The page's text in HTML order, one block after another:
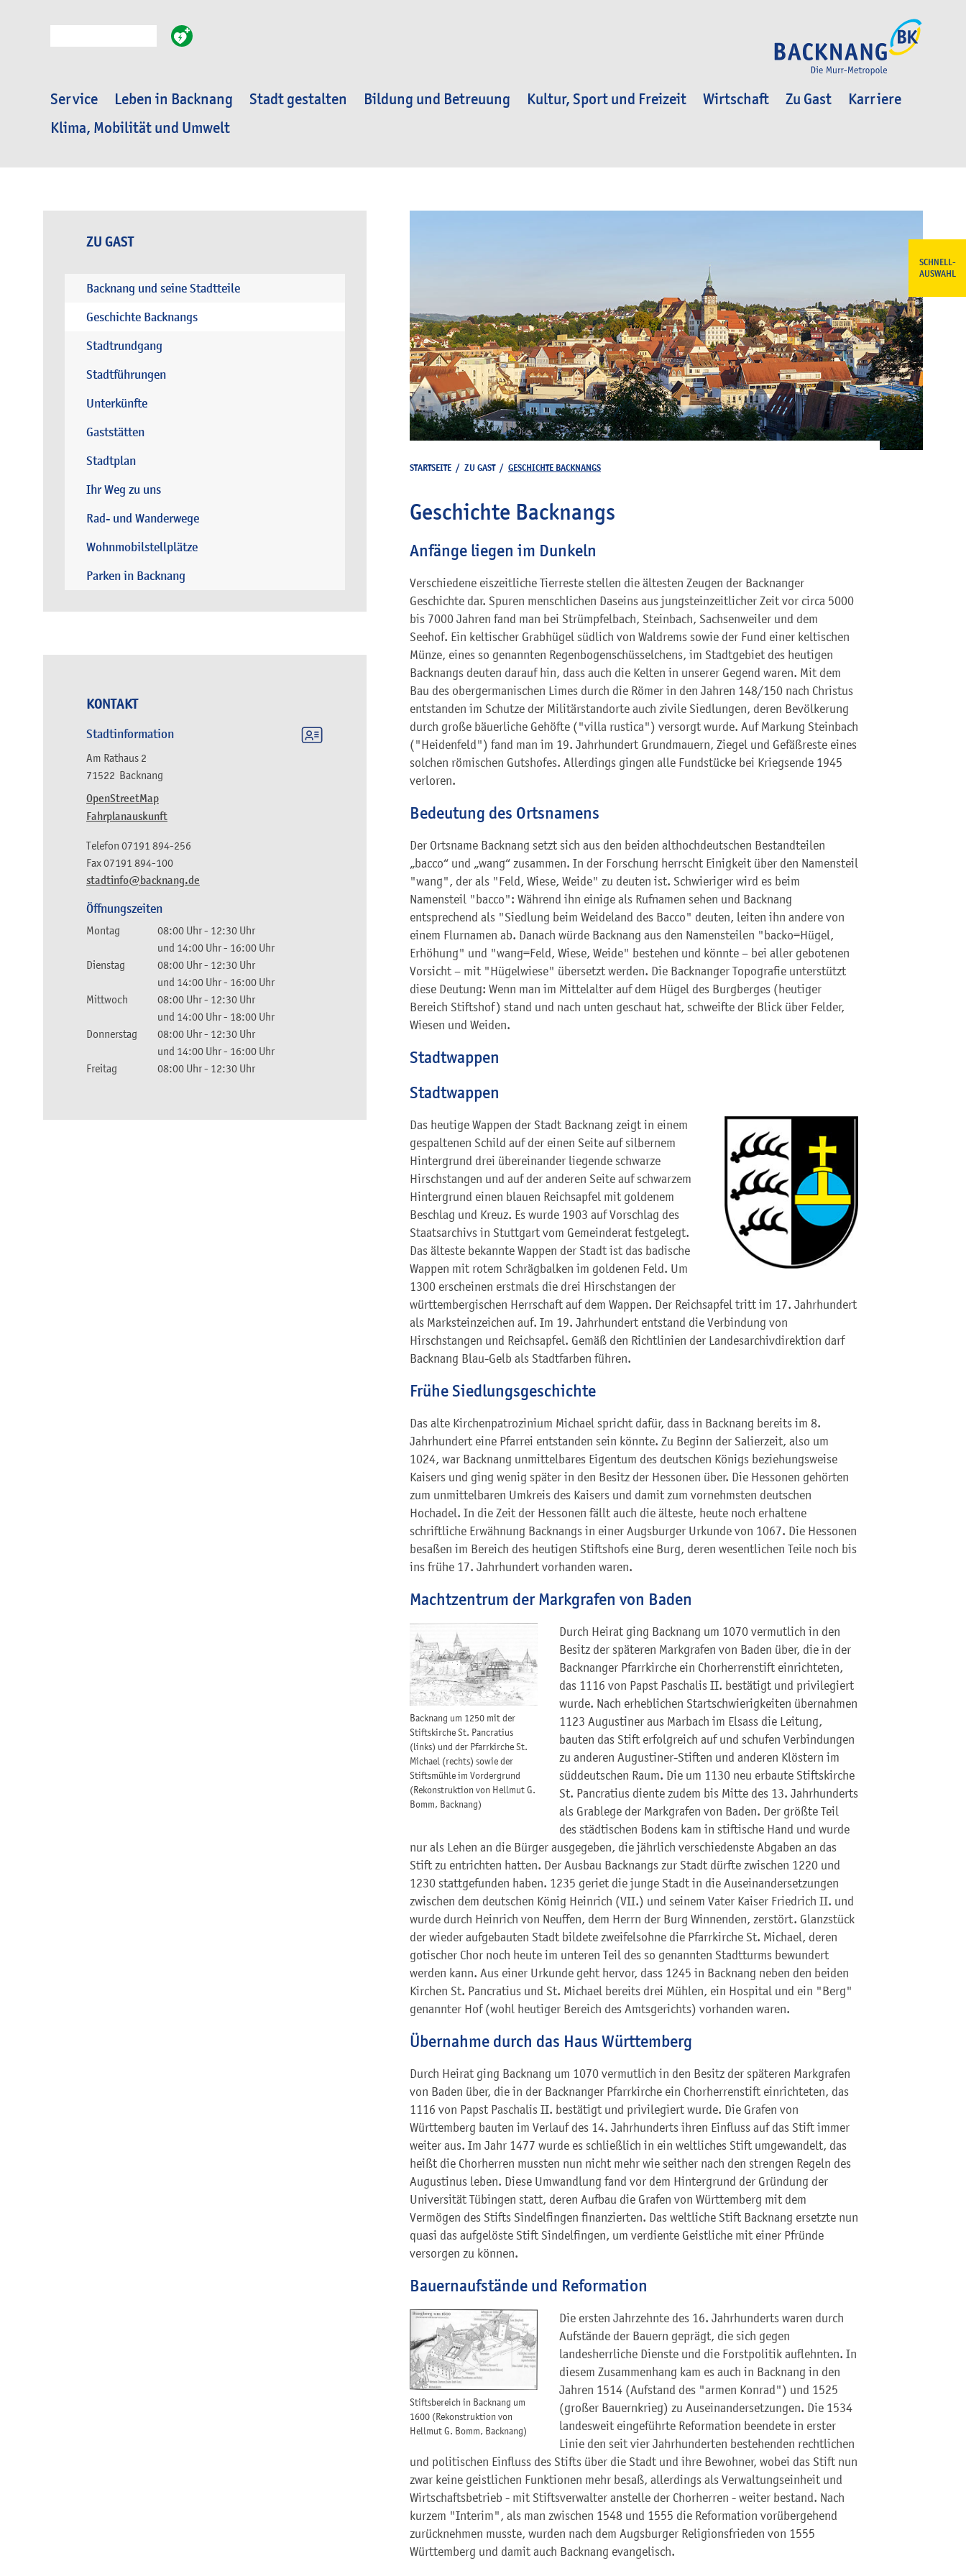
Service Leben in Backnang Stadt gestalten Bildung und Betreuung Kultur, Sport und Freizeit Wirtschaft Zu Gast
Karriere
Klima, Mobilität und Umwelt
SCHNELL-
AUSWAHL
ZU GAST
Backnang und seine Stadtteile
Geschichte Backnangs
Stadtrundgang
Stadtführungen
Unterkünfte
Gaststätten
Stadtplan
Ihr Weg zu uns
Rad- und Wanderwege
Wohnmobilstellplätze
Parken in Backnang
KONTAKT
Stadtinformation
Am Rathaus 2
71522 Backnang
OpenStreetMap
Fahrplanauskunft
stadtinfo@backnang.de
Telefon 07191 894-256
Fax07191 894-100
Öffnungszeiten
Montag 08:00 Uhr- 12:30 Uhr
und 14:00 Uhr- 16:00 Uhr
Dienstag
08:00 Uhr- 12:30 Uhr
und 14:00 Uhr- 16:00 Uhr
Mittwoch
08:00 Uhr- 12:30 Uhr
und 14:00 Uhr- 18:00 Uhr
Donnerstag
08:00 Uhr- 12:30 Uhr
und 14:00 Uhr- 16:00 Uhr
Freitag
08:00 Uhr- 12:30 Uhr
STARTSEITE / ZU GAST/ GESCHICHTE BACKNANGS
Geschichte Backnangs
Anfänge liegen im Dunkeln
Verschiedene eiszeitliche Tierreste stellen die ältesten Zeugen der Backnanger
Geschichte dar. Spuren menschlichen Daseins aus jungsteinzeitlicher Zeit vor circa 5000
bis 7000 Jahren fand man bei Strümpfelbach, Steinbach, Sachsenweiler und dem
Seehof. Ein keltischer Grabhügel südlich von Waldrems sowie der Fund einer keltischen
Münze, eines so genannten Regenbogenschüsselchens, im Stadtgebiet des heutigen
Backnangs deuten darauf hin, dass auch die Kelten in unserer Gegend waren. Mit dem
Bau des obergermanischen Limes durch die Römer in den Jahren 148/150 nach Christus
entstanden im Schutze der Militärstandorte auch zivile Siedlungen, deren Bevölkerung
durch große bäuerliche Gehöfte ("villa rustica") versorgt wurde. Auf Markung Steinbach
("Heidenfeld") fand man im 19. Jahrhundert Grundmauern, Ziegel und Gefäßreste eines
solchen römischen Gutshofes. Allerdings gingen alle Fundstücke bei Kriegsende 1945
verloren.
Bedeutung des Ortsnamens
Der Ortsname Backnang setzt sich aus den beiden althochdeutschen Bestandteilen
„bacco“ und „wang“ zusammen. In der Forschung herrscht Einigkeit über den Namensteil
"wang", der als "Feld, Wiese, Weide" zu deuten ist. Schwieriger wird es beim
Namensteil "bacco": Während ihn einige als Rufnamen sehen und Backnang
entsprechend als "Siedlung beim Weideland des Bacco" deuten, leiten ihn andere von
einem Flurnamen ab. Danach würde Backnang aus den Namensteilen "backo=Hügel,
Erhöhung" und "wang=Feld, Wiese, Weide" bestehen und könnte – bei aller gebotenen
Vorsicht – mit "Hügelwiese" übersetzt werden. Die Backnanger Topografie unterstützt
diese Deutung: Wenn man im Mittelalter auf dem Hügel des Burgberges (heutiger
Bereich Stiftshof) stand und nach unten geschaut hat, schweifte der Blick über Felder,
Wiesen und Weiden.
Stadtwappen
Stadtwappen
Das heutige Wappen der Stadt Backnang zeigt in einem
gespaltenen Schild auf der einen Seite auf silbernem
Hintergrund drei übereinander liegende schwarze
Hirschstangen und auf der anderen Seite auf schwarzem
Hintergrund einen blauen Reichsapfel mit goldenem
Beschlag und Kreuz. Es wurde 1903 auf Vorschlag des
Staatsarchivs in Stuttgart vom Gemeinderat festgelegt.
Das älteste bekannte Wappen der Stadt ist das badische
Wappen mit rotem Schrägbalken im goldenen Feld. Um
1300 erscheinen erstmals die drei Hirschstangen der
württembergischen Herrschaft auf dem Wappen. Der Reichsapfel tritt im 17. Jahrhundert
als Marksteinzeichen auf. Im 19. Jahrhundert entstand die Verbindung von
Hirschstangen und Reichsapfel. Gemäß den Richtlinien der Landesarchivdirektion darf
Backnang Blau-Gelb als Stadtfarben führen.
Frühe Siedlungsgeschichte
Das alte Kirchenpatrozinium Michael spricht dafür, dass in Backnang bereits im 8.
Jahrhundert eine Pfarrei entstanden sein könnte. Zu Beginn der Salierzeit, also um
1024, war Backnang unmittelbares Eigentum des deutschen Königs beziehungsweise
Kaisers und ging wenig später in den Besitz der Hessonen über. Die Hessonen gehörten
zum unmittelbaren Umkreis des Kaisers und damit zum vornehmsten deutschen
Hochadel. In die Zeit der Hessonen fällt auch die älteste, heute noch erhaltene
schriftliche Erwähnung Backnangs in einer Augsburger Urkunde von 1067. Die Hessonen
besaßen im Bereich des heutigen Stiftshofs eine Burg, deren wesentlichen Teile noch bis
ins frühe 17. Jahrhundert vorhanden waren.
Machtzentrum der Markgrafen von Baden
Backnang um 1250 mit der
Stiftskirche St. Pancratius
(links) und der Pfarrkirche St.
Michael (rechts) sowie der
Stiftsmühle im Vordergrund
(Rekonstruktion von Hellmut G.
Bomm, Backnang)
Durch Heirat ging Backnang um 1070 vermutlich in den
Besitz der späteren Markgrafen von Baden über, die in der
Backnanger Pfarrkirche ein Chorherrenstift einrichteten,
das 1116 von Papst Paschalis II. bestätigt und privilegiert
wurde. Nach erheblichen Startschwierigkeiten übernahmen
1123 Augustiner aus Marbach im Elsass die Leitung,
bauten das Stift erfolgreich auf und schufen Verbindungen
zu anderen Augustiner-Stiften und anderen Klöstern im
süddeutschen Raum. Die um 1130 neu erbaute Stiftskirche
St. Pancratius diente zudem bis Mitte des 13. Jahrhunderts
als Grablege der Markgrafen von Baden. Der größte Teil
des städtischen Bodens kam in stiftische Hand und wurde
nur als Lehen an die Bürger ausgegeben, die jährlich verschiedenste Abgaben an das
Stift zu entrichten hatten. Der Ausbau Backnangs zur Stadt dürfte zwischen 1220 und
1230 stattgefunden haben. 1235 geriet die junge Stadt in die Auseinandersetzungen
zwischen dem deutschen König Heinrich (VII.) und seinem Vater Kaiser Friedrich II. und
wurde durch Heinrich von Neuffen, dem Herrn der Burg Winnenden, zerstört. Glanzstück
der wieder aufgebauten Stadt bildete zweifelsohne die Pfarrkirche St. Michael, deren
gotischer Chor noch heute im unteren Teil des so genannten Stadtturms bewundert
werden kann. Aus einer Urkunde geht hervor, dass 1245 in Backnang neben den beiden
Kirchen St. Pancratius und St. Michael bereits drei Mühlen, ein Hospital und ein "Berg"
genannter Hof (wohl heutiger Bereich des Amtsgerichts) vorhanden waren.
Übernahme durch das Haus Württemberg
Durch Heirat ging Backnang um 1070 vermutlich in den Besitz der späteren Markgrafen
von Baden über, die in der Backnanger Pfarrkirche ein Chorherrenstift einrichteten, das
1116 von Papst Paschalis II. bestätigt und privilegiert wurde. Die Grafen von
Württemberg bauten im Verlauf des 14. Jahrhunderts ihren Einfluss auf das Stift immer
weiter aus. Im Jahr 1477 wurde es schließlich in ein weltliches Stift umgewandelt, das
heißt die Chorherren mussten nun nicht mehr wie seither nach den strengen Regeln des
Augustinus leben. Diese Umwandlung fand vor dem Hintergrund der Gründung der
Universität Tübingen statt, deren Aufbau die Grafen von Württemberg mit dem
Vermögen des Stifts Sindelfingen finanzierten. Das weltliche Stift Backnang ersetzte nun
quasi das aufgelöste Stift Sindelfingen, um verdiente Geistliche mit einer Pfründe
versorgen zu können.
Bauernaufstände und Reformation
Stiftsbereich in Backnang um
1600 (Rekonstruktion von
Hellmut G. Bomm, Backnang)
Die ersten Jahrzehnte des 16. Jahrhunderts waren durch
Aufstände der Bauern geprägt, die sich gegen
landesherrliche Dienste und die Forstpolitik auflehnten. In
diesem Zusammenhang kam es auch in Backnang in den
Jahren 1514 (Aufstand des "armen Konrad") und 1525
(großer Bauernkrieg) zu Auseinandersetzungen. Die 1534
landesweit eingeführte Reformation beendete in erster
Linie den seit vier Jahrhunderten bestehenden rechtlichen
und politischen Einfluss des Stifts über die Stadt und ihre Bewohner, wobei das Stift nun
zwar keine geistlichen Funktionen mehr besaß, allerdings als Verwaltungseinheit und
Wirtschaftsbetrieb - mit Stiftsverwalter anstelle der Chorherren - weiter bestand. Nach
kurzem "Interim", als man zwischen 1548 und 1555 die Reformation vorübergehend
zurücknehmen musste, wurden nach dem Augsburger Religionsfrieden von 1555
Württemberg und damit auch Backnang evangelisch.